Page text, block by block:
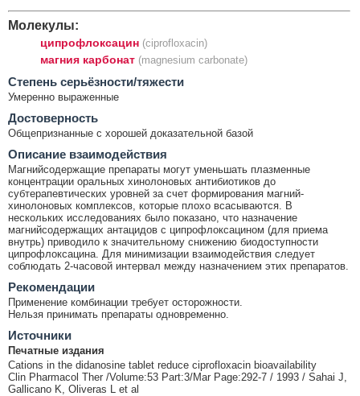
Молекулы:
ципрофлоксацин (ciprofloxacin)
магния карбонат (magnesium carbonate)
Cтепень серьёзности/тяжести
Умеренно выраженные
Достоверность
Общепризнанные с хорошей доказательной базой
Описание взаимодействия
Магнийсодержащие препараты могут уменьшать плазменные
концентрации оральных хинолоновых антибиотиков до
субтерапевтических уровней за счет формирования магний-
хинолоновых комплексов, которые плохо всасываются. В
нескольких исследованиях было показано, что назначение
магнийсодержащих антацидов с ципрофлоксацином (для приема
внутрь) приводило к значительному снижению биодоступности
ципрофлоксацина. Для минимизации взаимодействия следует
соблюдать 2-часовой интервал между назначением этих препаратов.
Рекомендации
Применение комбинации требует осторожности.
Нельзя принимать препараты одновременно.
Источники
Печатные издания
Cations in the didanosine tablet reduce ciprofloxacin bioavailability
Clin Pharmacol Ther /Volume:53 Part:3/Mar Page:292-7 / 1993 / Sahai J,
Gallicano K, Oliveras L et al